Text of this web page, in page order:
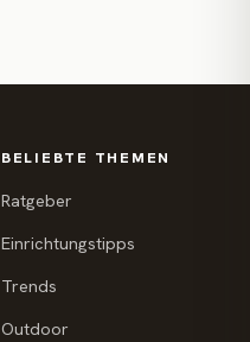
BELIEBTE THEMEN
Ratgeber
Einrichtungstipps
Trends
Outdoor